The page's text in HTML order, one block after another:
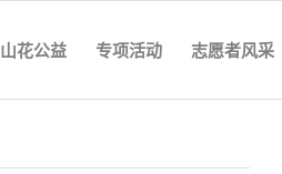
山花公益 专项活动 志愿者风采